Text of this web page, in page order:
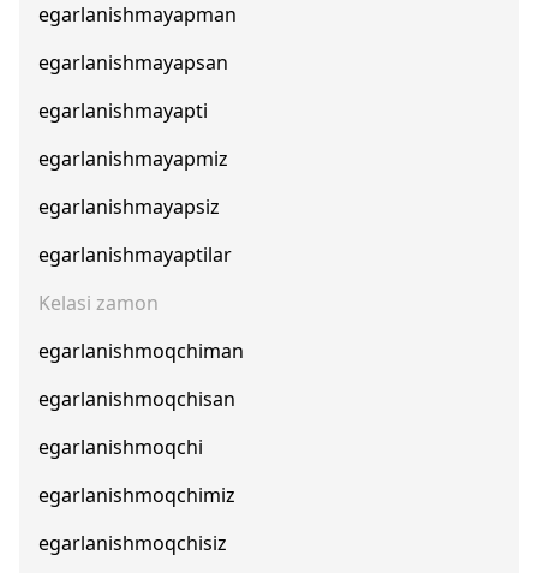
egarlanishmayapman
egarlanishmayapsan
egarlanishmayapti
egarlanishmayapmiz
egarlanishmayapsiz
egarlanishmayaptilar
Kelasi zamon
egarlanishmoqchiman
egarlanishmoqchisan
egarlanishmoqchi
egarlanishmoqchimiz
egarlanishmoqchisiz